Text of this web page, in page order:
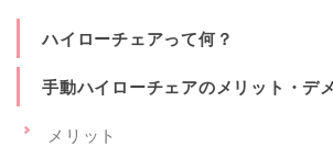
ハイローチェアって何？
手動ハイローチェアのメリット・デ
メリット